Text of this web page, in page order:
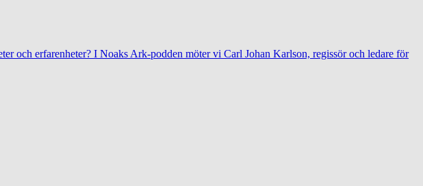
och erfarenheter? I Noaks Ark-podden möter vi Carl Johan Karlson, regissör och ledare för